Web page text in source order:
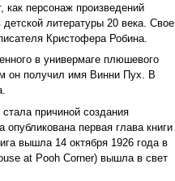
персонаж произведений
литературы 20 века. Свое
Кристофера Робина.
в универмаге плюшевого
он получил имя Винни Пух. В
причиной создания
первая глава книги
вышла 14 октября 1926 года в
at Pooh Corner) вышла в свет